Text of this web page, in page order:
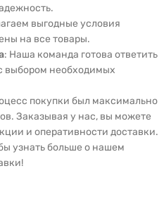
выгодные условия
на все товары.
: Наша команда готова ответить
выбором необходимых
покупки был максимально
Заказывая у нас, вы можете
и оперативности доставки.
узнать больше о нашем